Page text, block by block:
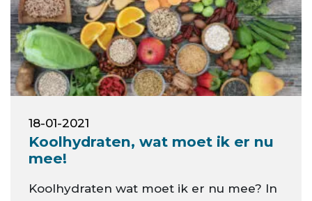
18-01-2021
Koolhydraten, wat moet ik er nu
mee!
Koolhydraten wat moet ik er nu mee? In